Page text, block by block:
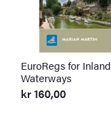
EuroRegs for Inland
Waterways
kr160,00